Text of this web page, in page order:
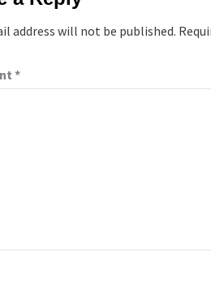
address will not be published.
*